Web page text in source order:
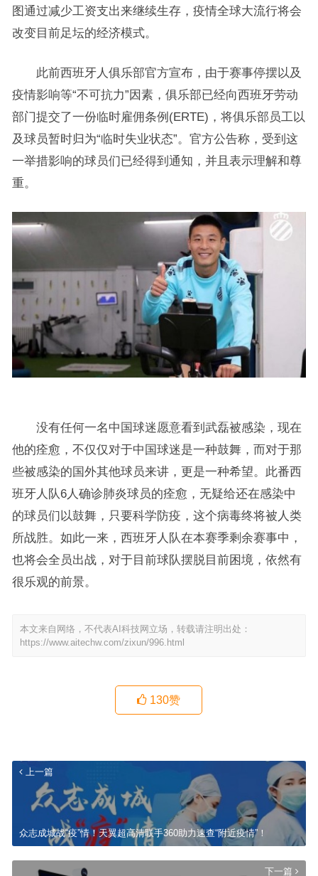
图通过减少工资支出来继续生存，疫情全球大流行将会
改变目前足坛的经济模式。
此前西班牙人俱乐部官方宣布，由于赛事停摆以及
疫情影响等“不可抗力”因素，俱乐部已经向西班牙劳动
部门提交了一份临时雇佣条例(ERTE)，将俱乐部员工以
及球员暂时归为“临时失业状态”。官方公告称，受到这
一举措影响的球员们已经得到通知，并且表示理解和尊
重。
没有任何一名中国球迷愿意看到武磊被感染，现在
他的痊愈，不仅仅对于中国球迷是一种鼓舞，而对于那
些被感染的国外其他球员来讲，更是一种希望。此番西
班牙人队6人确诊肺炎球员的痊愈，无疑给还在感染中
的球员们以鼓舞，只要科学防疫，这个病毒终将被人类
所战胜。如此一来，西班牙人队在本赛季剩余赛事中，
也将会全员出战，对于目前球队摆脱目前困境，依然有
很乐观的前景。
本文来自网络，不代表AI科技网立场，转载请注明出处：
https://www.aitechw.com/zixun/996.html
130赞
上一篇
众志成城战“疫”情！天翼超高清联手360助力速查“附近疫情”！
下一篇